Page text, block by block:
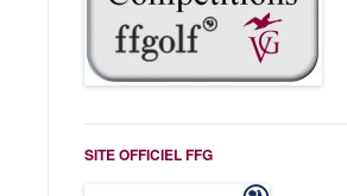
SITE OFFICIEL FFG